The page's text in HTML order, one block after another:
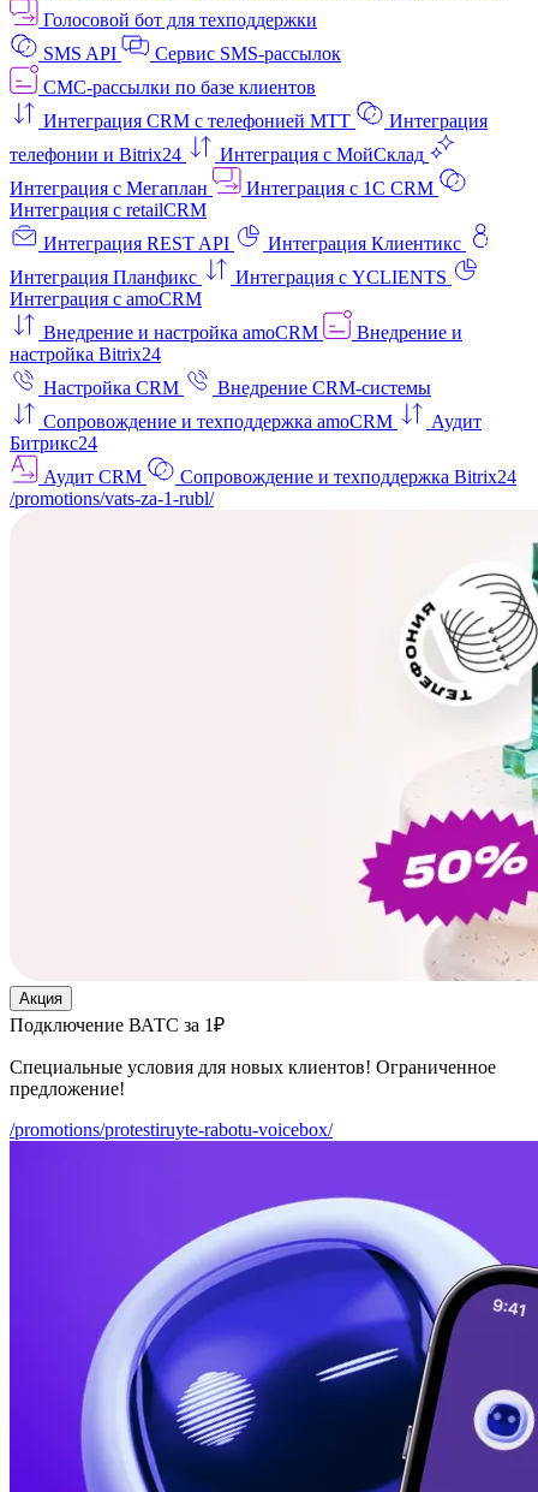
Голосовой бот для техподдержки
SMS API
Сервис SMS-рассылок
СМС-рассылки по базе клиентов
Интеграция CRM с телефонией МТТ
Интеграция
телефонии и Bitrix24
Интеграция с МойСклад
Интеграция с Мегаплан
Интеграция с 1C CRM
Интеграция с retailCRM
Интеграция REST API
Интеграция Клиентикс
Интеграция Планфикс
Интеграция с YCLIENTS
Интеграция с amoCRM
Внедрение и настройка amoCRM
Внедрение и
настройка Bitrix24
Настройка CRM
Внедрение CRM-системы
Сопровождение и техподдержка amoCRM
Аудит
Битрикс24
Аудит CRM
Сопровождение и техподдержка Bitrix24
/promotions/vats-za-1-rubl/
Акция
Подключение ВАТС за 1₽
Специальные условия для новых клиентов! Ограниченное
предложение!
/promotions/protestiruyte-rabotu-voicebox/